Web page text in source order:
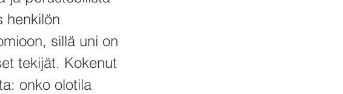
henkilön
sillä uni on
tekijät. Kokenut
onko olotila